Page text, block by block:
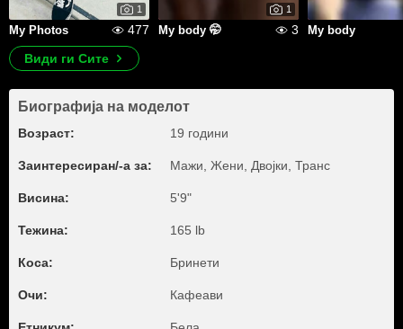
1
My Photos 477
1
My body 🤭 3 My body
Види ги Сите
Биографија на моделот
Возраст: 19 години
Заинтересиран/-а за: Мажи, Жени, Двојки, Транс
Висина: 5'9"
Тежина: 165 lb
Коса: Бринети
Очи: Кафеави